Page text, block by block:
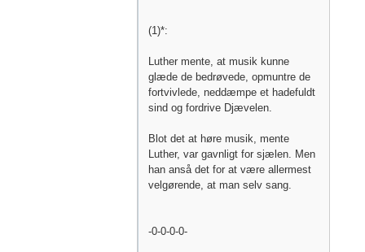
(1)*:
Luther mente, at musik kunne
glæde de bedrøvede, opmuntre de
fortvivlede, neddæmpe et hadefuldt
sind og fordrive Djævelen.
Blot det at høre musik, mente
Luther, var gavnligt for sjælen. Men
han anså det for at være allermest
velgørende, at man selv sang.
-0-0-0-0-